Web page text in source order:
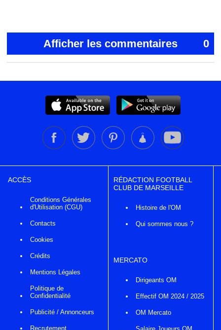
Afficher les commentaires 0
ACCÈS
Conditions Générales
d'Utilisation (CGU)
Contacts
Cookies
Crédits
Mentions Légales
Politique de
Confidentialité
Publicité / Annonceurs
Recrutement
RÉDACTION FOOTBALL
CLUB DE MARSEILLE
Histoire de l'OM
Qui sommes nous ?
MERCATO
Dirigeants OM
Effectif OM 2024 / 2025
OM Mercato